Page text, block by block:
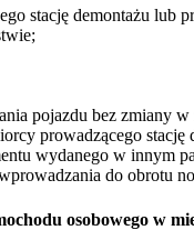
stację demontażu
pojazdu bez zmiany w
prowadzącego
wydanego w innym
do obrotu
osobowego w